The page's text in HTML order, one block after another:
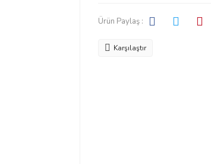
Ürün Paylaş :
Karşılaştır